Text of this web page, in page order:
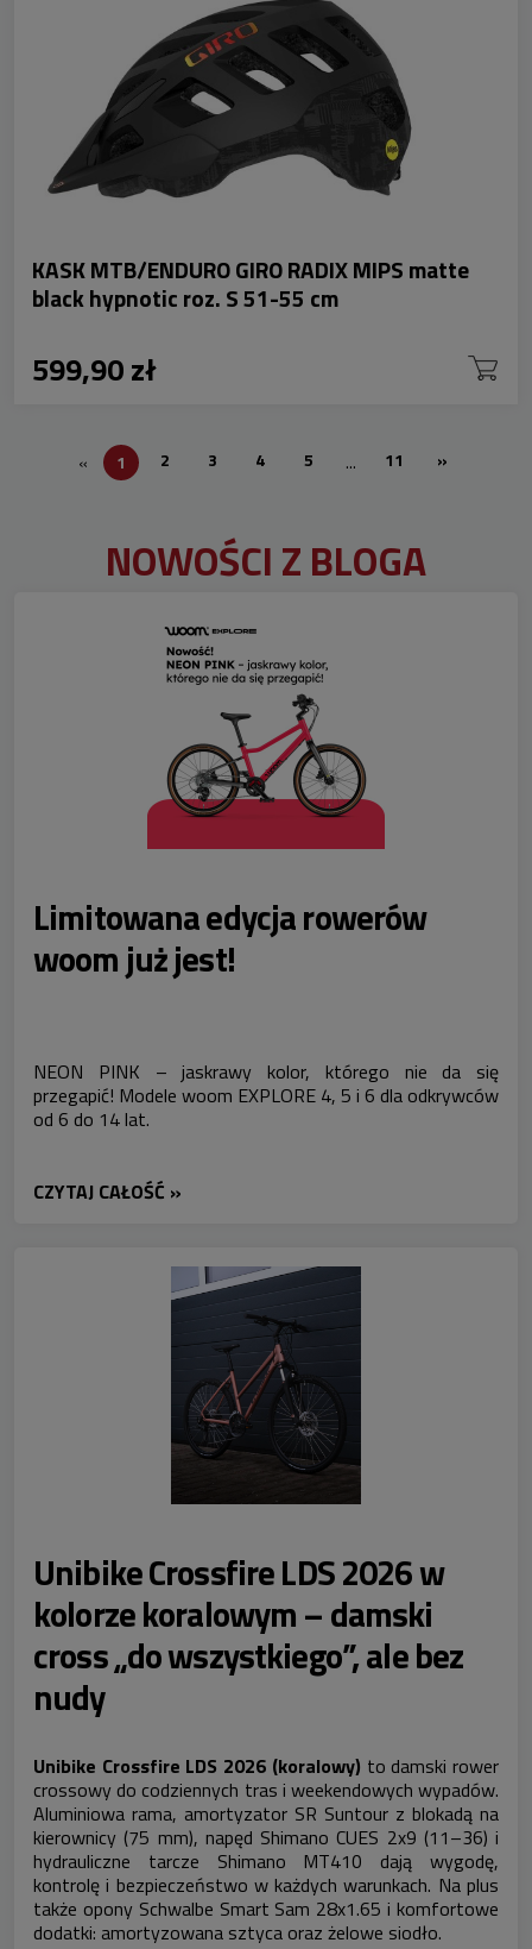
KASK MTB/ENDURO GIRO RADIX MIPS matte
black hypnotic roz. S 51-55 cm
599,90 zł
« 1 2 3 4 5 ... 11 »
NOWOŚCI Z BLOGA
Limitowana edycja rowerów
woom już jest!
NEON PINK – jaskrawy kolor, którego nie da się
przegapić! Modele woom EXPLORE 4, 5 i 6 dla odkrywców
od 6 do 14 lat.
CZYTAJ CAŁOŚĆ »
Unibike Crossfire LDS 2026 w
kolorze koralowym – damski
cross „do wszystkiego”, ale bez
nudy
Unibike Crossfire LDS 2026 (koralowy) to damski rower
crossowy do codziennych tras i weekendowych wypadów.
Aluminiowa rama, amortyzator SR Suntour z blokadą na
kierownicy (75 mm), napęd Shimano CUES 2x9 (11–36) i
hydrauliczne tarcze Shimano MT410 dają wygodę,
kontrolę i bezpieczeństwo w każdych warunkach. Na plus
także opony Schwalbe Smart Sam 28x1.65 i komfortowe
dodatki: amortyzowana sztyca oraz żelowe siodło.